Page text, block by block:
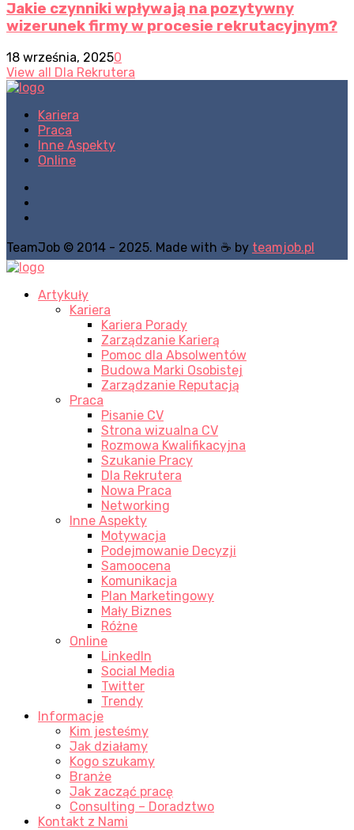
Jakie czynniki wpływają na pozytywny
wizerunek firmy w procesie rekrutacyjnym?
18 września, 20250
View all Dla Rekrutera
Kariera
Praca
Inne Aspekty
Online
TeamJob © 2014 - 2025. Made with ☕ by teamjob.pl
Artykuły
Kariera
Kariera Porady
Zarządzanie Karierą
Pomoc dla Absolwentów
Budowa Marki Osobistej
Zarządzanie Reputacją
Praca
Pisanie CV
Strona wizualna CV
Rozmowa Kwalifikacyjna
Szukanie Pracy
Dla Rekrutera
Nowa Praca
Networking
Inne Aspekty
Motywacja
Podejmowanie Decyzji
Samoocena
Komunikacja
Plan Marketingowy
Mały Biznes
Różne
Online
LinkedIn
Social Media
Twitter
Trendy
Informacje
Kim jesteśmy
Jak działamy
Kogo szukamy
Branże
Jak zacząć pracę
Consulting – Doradztwo
Kontakt z Nami